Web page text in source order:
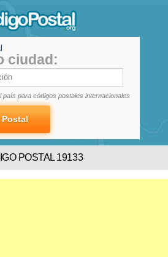
ciudad:
país para códigos postales internacionales
POSTAL 19133